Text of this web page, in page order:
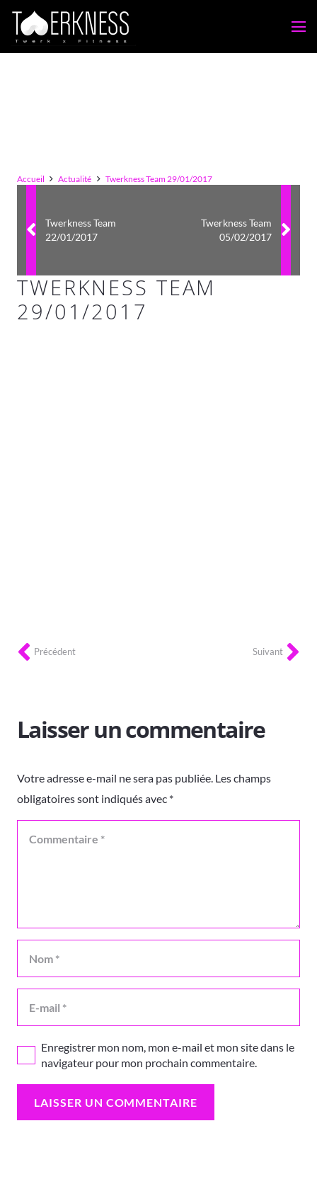
Accueil Actualité Twerkness Team 29/01/2017
Twerkness Team
22/01/2017
Twerkness Team
05/02/2017
TWERKNESS TEAM
29/01/2017
Précédent Suivant
Laisser un commentaire
Votre adresse e-mail ne sera pas publiée. Les champs
obligatoires sont indiqués avec *
Enregistrer mon nom, mon e-mail et mon site dans le
navigateur pour mon prochain commentaire.
LAISSER UN COMMENTAIRE